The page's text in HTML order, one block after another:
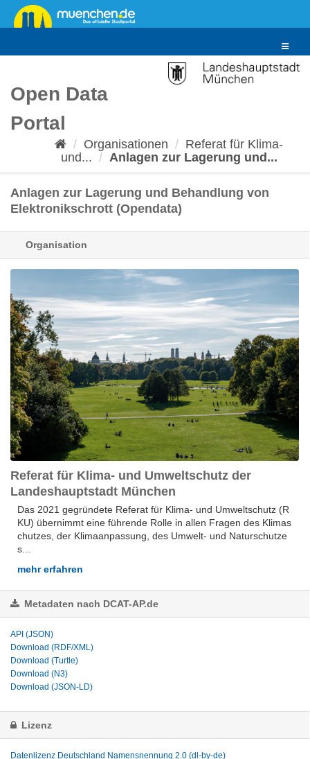
Überspringen
zum
Toggle
Open Data
Portal
Organisationen
Referat für Klima-
und...
Anlagen zur Lagerung und...
Anlagen zur Lagerung und Behandlung von
Elektronikschrott (Opendata)
Organisation
Referat für Klima- und Umweltschutz der
Landeshauptstadt München
Das 2021 gegründete Referat für Klima- und Umweltschutz (R
KU) übernimmt eine führende Rolle in allen Fragen des Klimas
chutzes, der Klimaanpassung, des Umwelt- und Naturschutze
s...
mehr erfahren
Metadaten nach DCAT-AP.de
API (JSON)
Download (RDF/XML)
Download (Turtle)
Download (N3)
Download (JSON-LD)
Lizenz
Datenlizenz Deutschland Namensnennung 2.0 (dl-by-de)